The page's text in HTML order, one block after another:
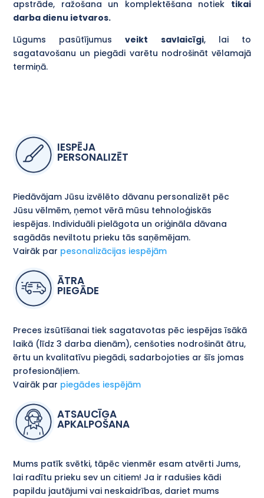
apstrāde, ražošana un komplektēšana notiek tikai
darba dienu ietvaros.
Lūgums pasūtījumusveikt savlaicīgi, lai to
sagatavošanu un piegādi varētu nodrošināt vēlamajā
termiņā.
IESPĒJA
PERSONALIZĒT
Piedāvājam Jūsu izvēlēto dāvanu personalizēt pēc
Jūsu vēlmēm, ņemot vērā mūsu tehnoloģiskās
iespējas. Individuāli pielāgota un oriģināla dāvana
sagādās neviltotu prieku tās saņēmējam.
Vairāk par pesonalizācijas iespējām
ĀTRA
PIEGĀDE
Preces izsūtīšanai tiek sagatavotas pēc iespējas īsākā
laikā (līdz 3 darba dienām), cenšoties nodrošināt ātru,
ērtu un kvalitatīvu piegādi, sadarbojoties ar šīs jomas
profesionāļiem.
Vairāk par piegādes iespējām
ATSAUCĪGA
APKALPOŠANA
Mums patīk svētki, tāpēc vienmēr esam atvērti Jums,
lai radītu prieku sev un citiem! Ja ir radušies kādi
papildu jautājumi vai neskaidrības, dariet mums